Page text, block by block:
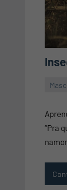
“Pra